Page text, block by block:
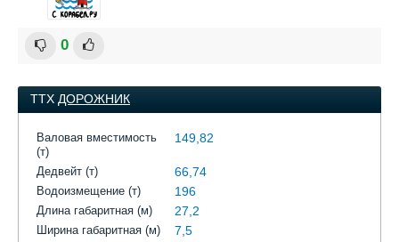
0
ТТХ ДОРОЖНИК
Валовая вместимость
(т)
149,82
Дедвейт (т) 66,74
Водоизмещение (т) 196
Длина габаритная (м) 27,2
Ширина габаритная (м) 7,5